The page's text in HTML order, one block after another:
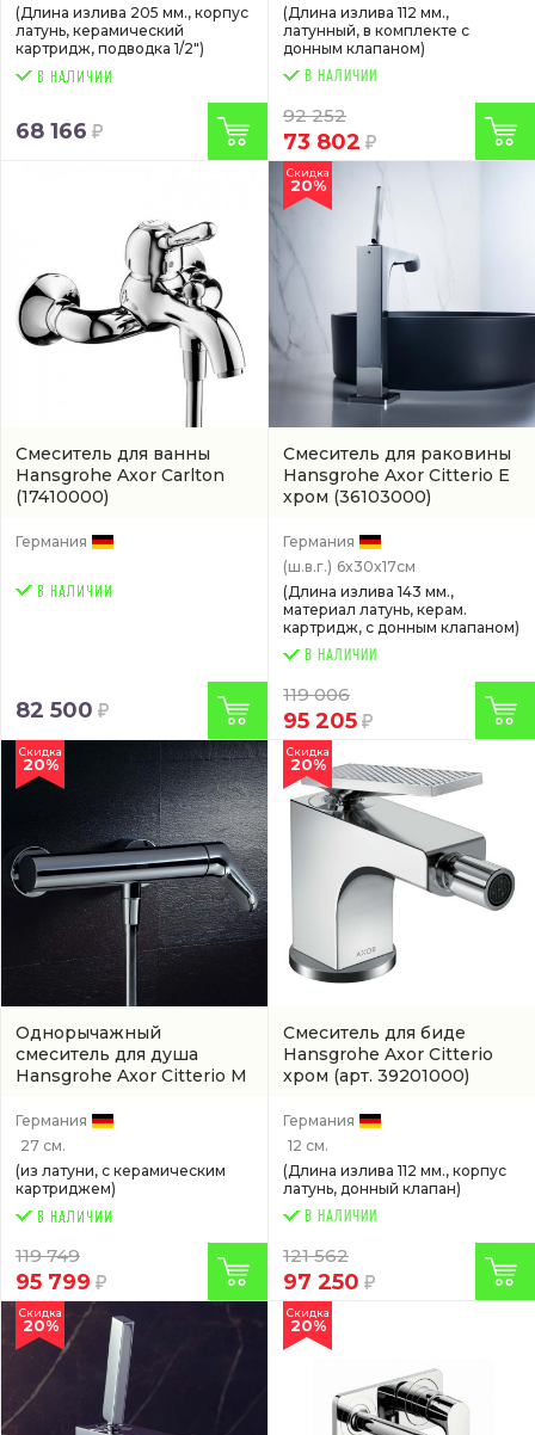
(Длина излива 205 мм., корпус
латунь, керамический
картридж, подводка 1/2")
68 166
(Длина излива 112 мм.,
латунный, в комплекте с
донным клапаном)
В НАЛИЧИИ
92 252
73 802
Смеситель для ванны
Hansgrohe Axor Carlton
(17410000)
Германия
82 500
Смеситель для раковины
Hansgrohe Axor Citterio E
хром (36103000)
Скидка
20%
Германия
(ш.в.г.) 6x30x17см
(Длина излива 143 мм.,
материал латунь, керам.
картридж, с донным клапаном)
В НАЛИЧИИ
119 006
95 205
Однорычажный
смеситель для душа
Hansgrohe Axor Citterio M
Скидка
20%
Германия
27 см.
(из латуни, с керамическим
картриджем)
119 749
95 799
Смеситель для биде
Hansgrohe Axor Citterio
хром (арт. 39201000)
Скидка
20%
Германия
12 см.
(Длина излива 112 мм., корпус
латунь, донный клапан)
В НАЛИЧИИ
121 562
97 250
Скидка
20%
Скидка
20%